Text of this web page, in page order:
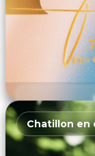
Chatillon en